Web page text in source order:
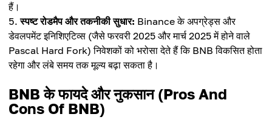
हैं।
स्पष्ट रोडमैप और तकनीकी सुधार: Binance के अपग्रेड्स और
डेवलपमेंट इनिशिएटिव्स (जैसे फरवरी 2025 और मार्च 2025 में होने वाले
Pascal Hard Fork) निवेशकों को भरोसा देते हैं कि BNB विकसित होता
रहेगा और लंबे समय तक मूल्य बढ़ा सकता है।
BNB के फायदे और नुकसान (Pros And
Cons Of BNB)